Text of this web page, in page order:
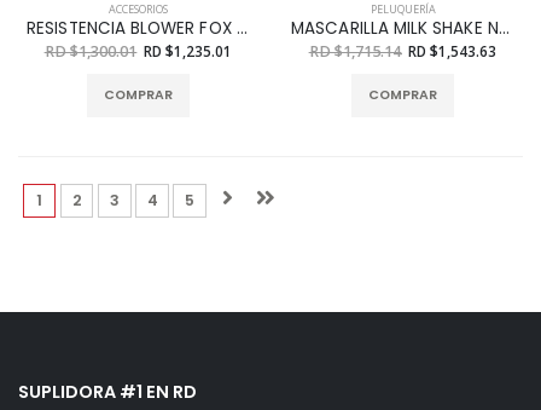
ACCESORIOS
RESISTENCIA BLOWER FOX ION
RD $1,300.01 RD $1,235.01
COMPRAR
PELUQUERÍA
MASCARILLA MILK SHAKE NATURAL CARE ACTIVE YOGURT 250 ML.
RD $1,715.14 RD $1,543.63
COMPRAR
1(current)
2(current)
3(current)
4(current)
5 (current)
SUPLIDORA #1 EN RD